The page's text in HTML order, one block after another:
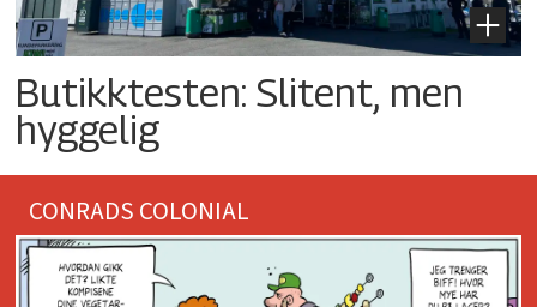
Butikktesten: Slitent, men
hyggelig
CONRADS COLONIAL